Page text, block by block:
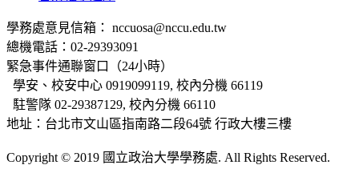
學務處意見信箱： nccuosa@nccu.edu.tw
總機電話：02-29393091
緊急事件通聯窗口（24小時）
學安、校安中心 0919099119, 校內分機 66119
駐警隊 02-29387129, 校內分機 66110
地址：台北市文山區指南路二段64號 行政大樓三樓
Copyright © 2019 國立政治大學學務處. All Rights Reserved.